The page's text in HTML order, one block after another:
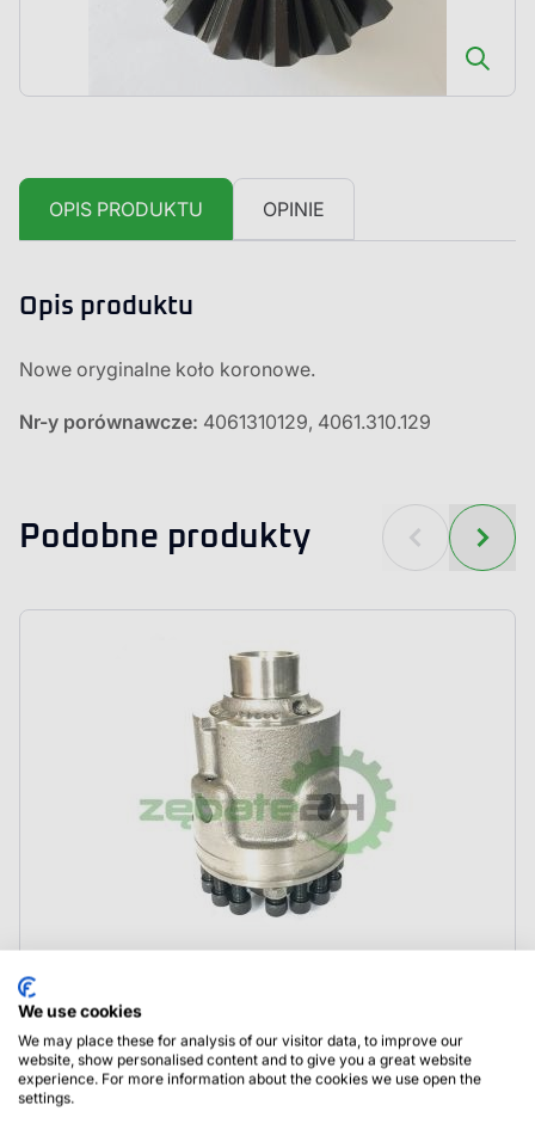
OPIS PRODUKTU OPINIE
Opis produktu
Nowe oryginalne koło koronowe.
Nr-y porównawcze: 4061310129, 4061.310.129
Podobne produkty
We use cookies
We may place these for analysis of our visitor data, to improve our
website, show personalised content and to give you a great website
experience. For more information about the cookies we use open the
settings.